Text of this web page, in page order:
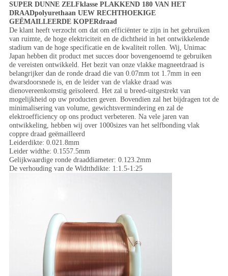
SUPER DUNNE ZELFklasse PLAKKEND 180 VAN HET
DRAADpolyurethaan UEW RECHTHOEKIGE
GEËMAILLEERDE KOPERdraad
De klant heeft verzocht om dat om efficiënter te zijn in het gebruiken
van ruimte, de hoge elektriciteit en de dichtheid in het ontwikkelende
stadium van de hoge specificatie en de kwaliteit rollen. Wij, Unimac
Japan hebben dit product met succes door bovengenoemd te gebruiken
de vereisten ontwikkeld. Het bezit van onze vlakke magneetdraad is
belangrijker dan de ronde draad die van 0.07mm tot 1.7mm in een
dwarsdoorsnede is, en de leider van de vlakke draad was
dienovereenkomstig geïsoleerd. Het zal u breed-uitgestrekt van
mogelijkheid op uw producten geven. Bovendien zal het bijdragen tot de
minimalisering van volume, gewichtsvermindering en zal de
elektroefficiency op ons product verbeteren. Na vele jaren van
ontwikkeling, hebben wij over 1000sizes van het selfbonding vlak
coppre draad geëmailleerd
Leiderdikte: 0.021.8mm
Leider widthe: 0.1557.5mm
Gelijkwaardige ronde draaddiameter: 0.123.2mm
De verhouding van de Widtthdikte: 1:1.5-1:25